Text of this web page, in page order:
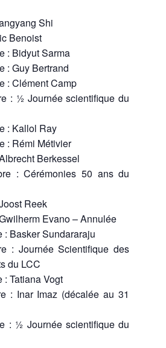
Shi
Benoist
: Bidyut Sarma
: Guy Bertrand
: Clément Camp
: ½ Journée scientifique du
: Kallol Ray
: Rémi Métivier
Berkessel
: Cérémonies 50 ans du
Reek
Evano – Annulée
: Basker Sundararaju
: Journée Scientifique des
du LCC
: Tatiana Vogt
: Inar Imaz (décalée au 31
: ½ Journée scientifique du